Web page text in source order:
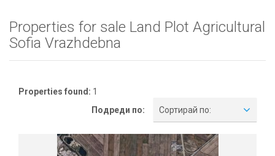
Properties for sale Land Plot Agricultural
Sofia Vrazhdebna
Properties found: 1
Подреди по:
Сортирай по: